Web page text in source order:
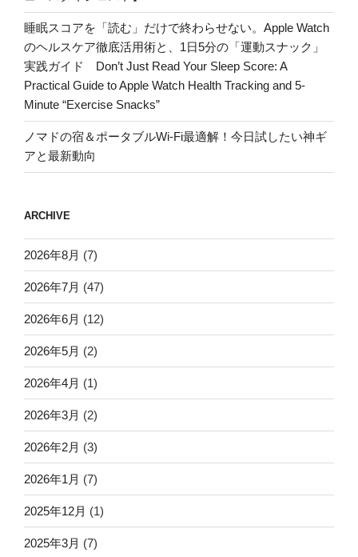
睡眠スコアを「読む」だけで終わらせない。Apple Watch
のヘルスケア徹底活用術と、1日5分の「運動スナック」
実践ガイド Don’t Just Read Your Sleep Score: A
Practical Guide to Apple Watch Health Tracking and 5-
Minute “Exercise Snacks”
ノマドの宿＆ポータブルWi-Fi最適解！今日試したい神ギ
アと最新動向
ARCHIVE
2026年8月 (7)
2026年7月 (47)
2026年6月 (12)
2026年5月 (2)
2026年4月 (1)
2026年3月 (2)
2026年2月 (3)
2026年1月 (7)
2025年12月 (1)
2025年3月 (7)